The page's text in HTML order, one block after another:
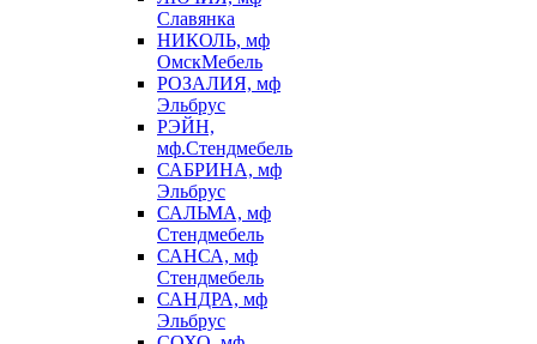
Славянка
НИКОЛЬ, мф
ОмскМебель
РОЗАЛИЯ, мф
Эльбрус
РЭЙН,
мф.Стендмебель
САБРИНА, мф
Эльбрус
САЛЬМА, мф
Стендмебель
САНСА, мф
Стендмебель
САНДРА, мф
Эльбрус